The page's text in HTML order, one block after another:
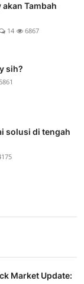
Tambah
14 6867
sih?
solusi di tengah
Market Update: